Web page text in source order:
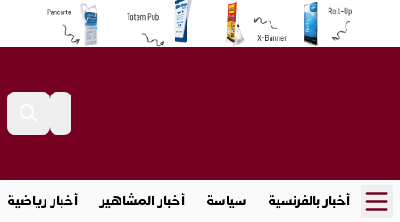
أخبار بالفرنسية سياسة أخبار المشاهير أخبار رياضية